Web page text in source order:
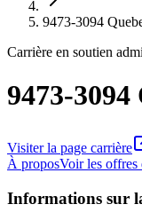
9473-3094
Carrière en soutien
9473-3094
Visiter la page carrière
À proposVoir les offres
Informations sur